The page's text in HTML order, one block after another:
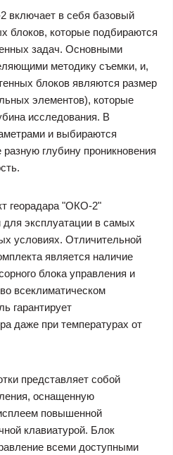
включает в себя базовый
блоков, которые подбираются
задач. Основными
методику съемки, и,
блоков являются размер
элементов), которые
исследования. В
и выбираются
глубину проникновения
георадара "ОКО-2"
для эксплуатации в самых
условиях. Отличительной
является наличие
блока управления и
всеклиматическом
гарантирует
даже при температурах от
представляет собой
оснащенную
повышенной
клавиатурой. Блок
всеми доступными